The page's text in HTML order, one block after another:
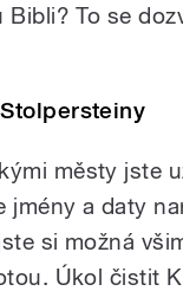
Bibli? To se
městy jste
jmény a daty
si možná
Úkol čistit